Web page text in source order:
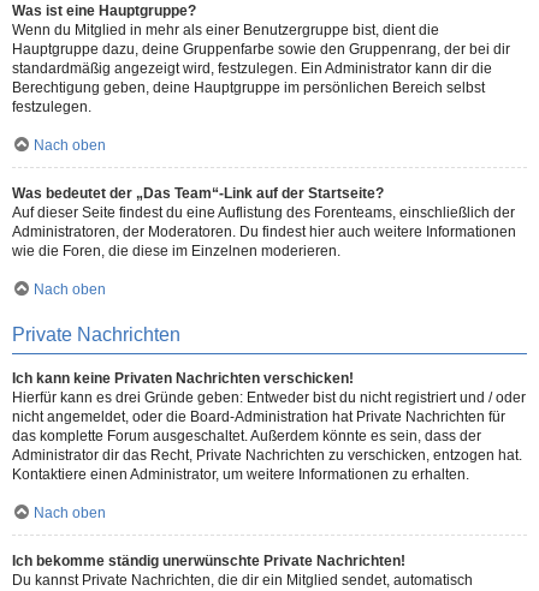
Was ist eine Hauptgruppe?
Wenn du Mitglied in mehr als einer Benutzergruppe bist, dient die
Hauptgruppe dazu, deine Gruppenfarbe sowie den Gruppenrang, der bei dir
standardmäßig angezeigt wird, festzulegen. Ein Administrator kann dir die
Berechtigung geben, deine Hauptgruppe im persönlichen Bereich selbst
festzulegen.
Nach oben
Was bedeutet der „Das Team“-Link auf der Startseite?
Auf dieser Seite findest du eine Auflistung des Forenteams, einschließlich der
Administratoren, der Moderatoren. Du findest hier auch weitere Informationen
wie die Foren, die diese im Einzelnen moderieren.
Nach oben
Private Nachrichten
Ich kann keine Privaten Nachrichten verschicken!
Hierfür kann es drei Gründe geben: Entweder bist du nicht registriert und / oder
nicht angemeldet, oder die Board-Administration hat Private Nachrichten für
das komplette Forum ausgeschaltet. Außerdem könnte es sein, dass der
Administrator dir das Recht, Private Nachrichten zu verschicken, entzogen hat.
Kontaktiere einen Administrator, um weitere Informationen zu erhalten.
Nach oben
Ich bekomme ständig unerwünschte Private Nachrichten!
Du kannst Private Nachrichten, die dir ein Mitglied sendet, automatisch